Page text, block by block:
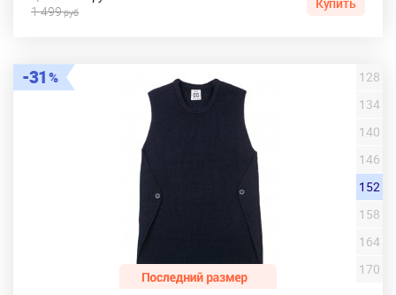
1 499руб
Купить
31
128
134
140
146
152
158
164
170